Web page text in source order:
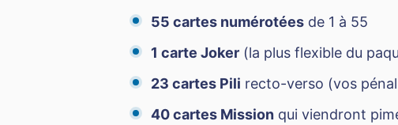
55 cartes numérotées de 1 à 55
1 carte Joker (la plus flexible du
23 cartes Pili recto-verso (vos
40 cartes Mission qui viendront